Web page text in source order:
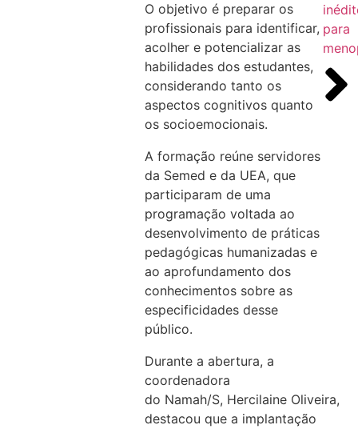
O objetivo é preparar os
profissionais para identificar,
acolher e potencializar as
habilidades dos estudantes,
considerando tanto os
aspectos cognitivos quanto
os socioemocionais.
A formação reúne servidores
da Semed e da UEA, que
participaram de uma
programação voltada ao
desenvolvimento de práticas
pedagógicas humanizadas e
ao aprofundamento dos
conhecimentos sobre as
especificidades desse
público.
Durante a abertura, a
coordenadora
do Namah/S, Hercilaine Oliveira,
destacou que a implantação
para